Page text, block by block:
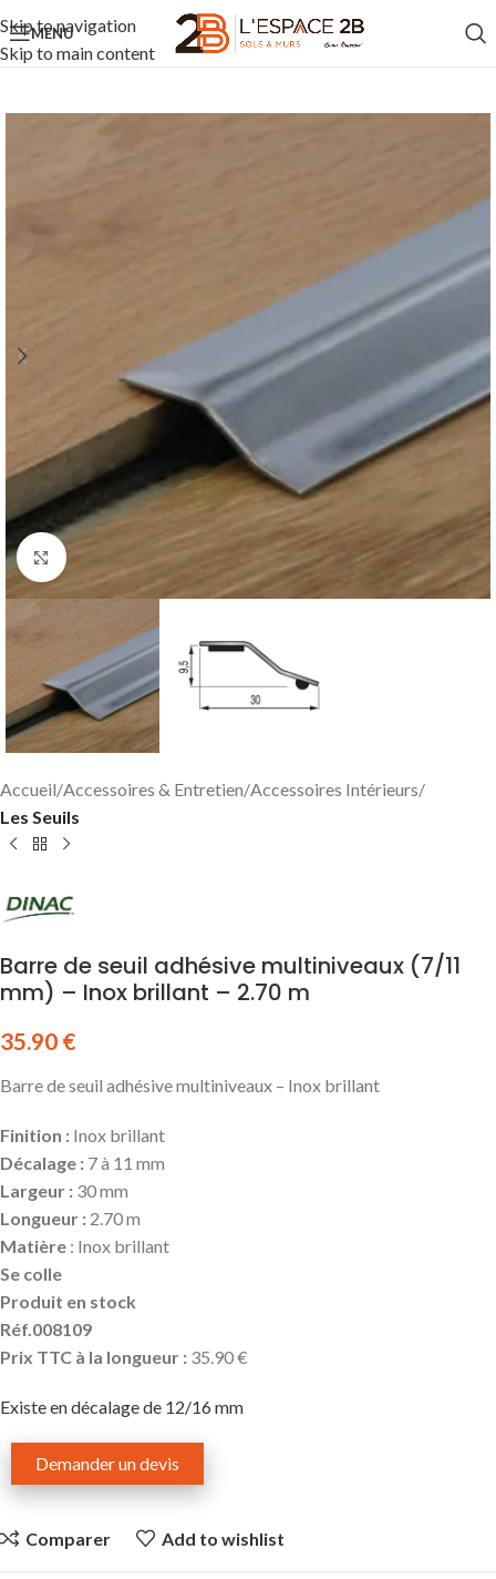
Skip to navigation
Skip to main content
MENU
Click to enlarge
Accueil Accessoires & Entretien Accessoires Intérieurs
Les Seuils
Barre de seuil adhésive multiniveaux (7/11
mm) – Inox brillant – 2.70 m
35.90 €
Barre de seuil adhésive multiniveaux – Inox brillant
Finition : Inox brillant
Décalage : 7 à 11 mm
Largeur : 30 mm
Longueur : 2.70 m
Matière : Inox brillant
Se colle
Produit en stock
Réf.008109
Prix TTC à la longueur : 35.90 €
Existe en décalage de 12/16 mm
Demander un devis
Comparer Add to wishlist